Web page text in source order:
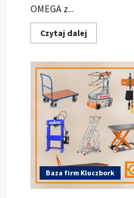
OMEGA z...
Czytaj dalej
się
Zabawa
Andrzejkowa
2019
w
Pałacu
Pawłowice
Baza firm Kluczbork